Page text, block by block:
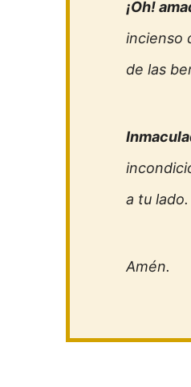
¡Oh!
incienso
de las
a tu lado.
Amén.